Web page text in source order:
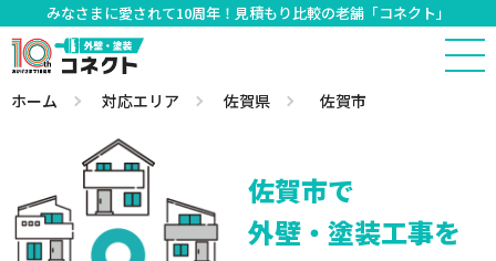
みなさまに愛されて10周年！見積もり比較の老舗「コネクト」
ホーム 対応エリア 佐賀県 佐賀市
佐賀市で
外壁・塗装工事を